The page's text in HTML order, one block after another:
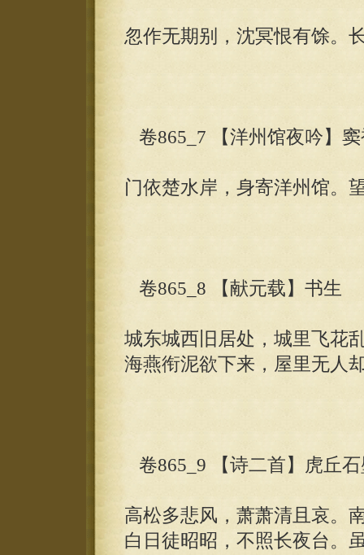
忽作无期别，沈冥恨有馀。
卷865_7 【洋州馆夜吟】
门依楚水岸，身寄洋州馆。
卷865_8 【献元载】书生
城东城西旧居处，城里飞花
海燕衔泥欲下来，屋里无人
卷865_9 【诗二首】虎丘
高松多悲风，萧萧清且哀。
白日徒昭昭，不照长夜台。